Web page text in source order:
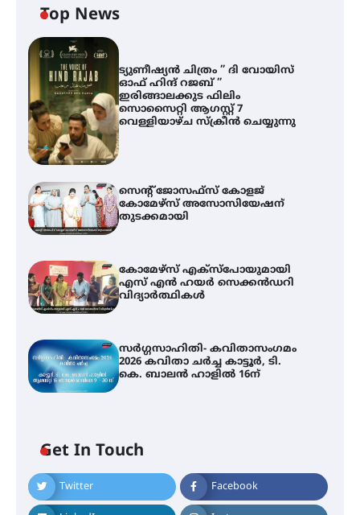
Top News
ട്യുണീഷ്യൻ ചിത്രം ” ദി വോയിസ്
ഓഫ് ഹിന്ദ് റജബ് ”
ഇരിങ്ങാലക്കുട ഫിലിം
സൊസൈറ്റി ആഗസ്റ്റ് 7
വെള്ളിയാഴ്ച സ്‌ക്രീൻ ചെയ്യുന്നു
സെന്റ് ജോസഫ്സ് കോളജ്
കോമേഴ്‌സ് അസോസിയേഷന്
തുടക്കമായി
കോമേഴ്സ് എക്സ്പോയുമായി
എസ് എൻ ഹയർ സെക്കൻഡറി
വിദ്യാർത്ഥികൾ
സർഗ്ഗസാഹിതി- കവിതാസംഗമം
2026 കവിതാ ചർച്ച കാട്ടൂർ, ടി.
കെ. ബാലൻ ഹാളിൽ 16ന്
Get In Touch
Twitter Facebook